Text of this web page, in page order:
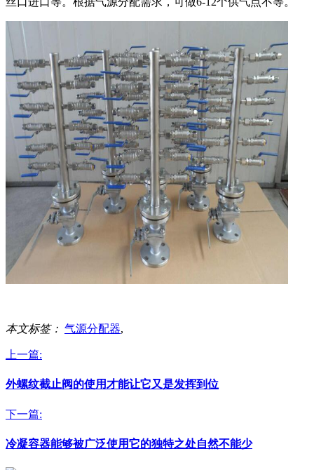
本文标签： 气源分配器,
上一篇:
外螺纹截止阀的使用才能让它又是发挥到位
下一篇:
冷凝容器能够被广泛使用它的独特之处自然不能少